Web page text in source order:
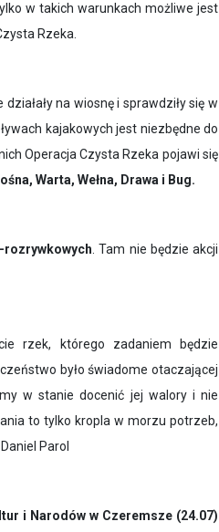
w takich warunkach możliwe jest
Rzeka.
na wiosnę i sprawdziły się w
kajakowych jest niezbędne do
Operacja Czysta Rzeka pojawi się
Warta, Wełna, Drawa i Bug.
rozrywkowych. Tam nie będzie akcji
rzek, którego zadaniem będzie
było świadome otaczającej
w stanie docenić jej walory i nie
to tylko kropla w morzu potrzeb,
Parol
i Narodów w Czeremsze (24.07)